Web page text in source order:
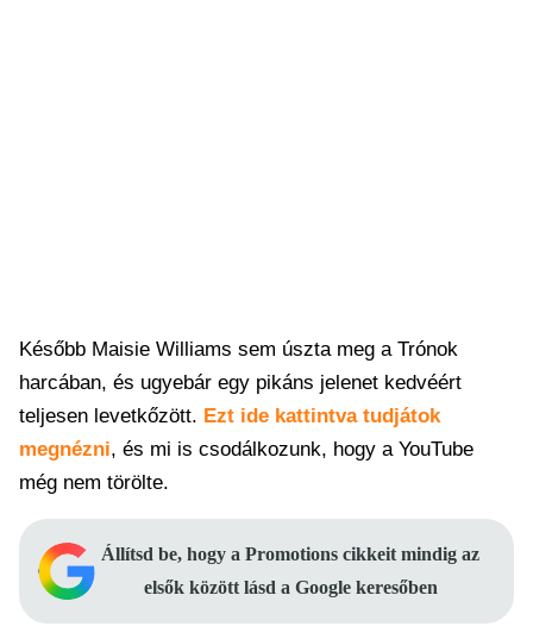
Később Maisie Williams sem úszta meg a Trónok
harcában, és ugyebár egy pikáns jelenet kedvéért
teljesen levetkőzött. Ezt ide kattintva tudjátok
megnézni, és mi is csodálkozunk, hogy a YouTube
még nem törölte.
Állítsd be, hogy a Promotions cikkeit mindig az
elsők között lásd a Google keresőben